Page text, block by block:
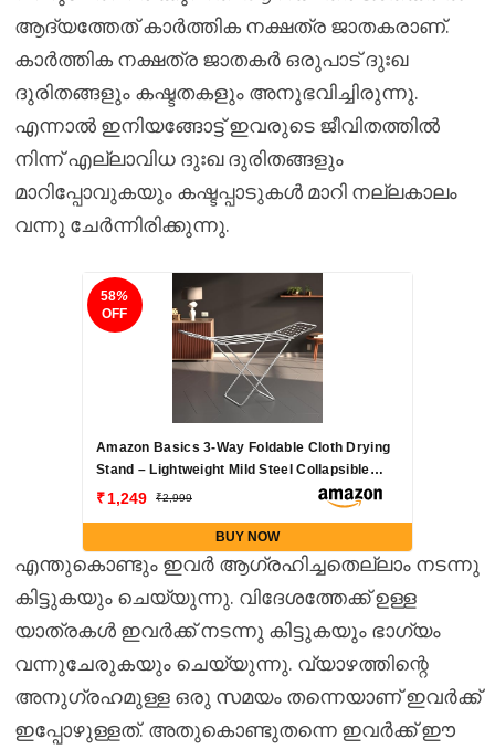
ആദ്യത്തേത് കാർത്തിക നക്ഷത്ര ജാതകരാണ്.
കാർത്തിക നക്ഷത്ര ജാതകർ ഒരുപാട് ദുഃഖ
ദുരിതങ്ങളും കഷ്ടതകളും അനുഭവിച്ചിരുന്നു.
എന്നാൽ ഇനിയങ്ങോട്ട് ഇവരുടെ ജീവിതത്തിൽ
നിന്ന് എല്ലാവിധ ദുഃഖ ദുരിതങ്ങളും
മാറിപ്പോവുകയും കഷ്ടപ്പാടുകൾ മാറി നല്ലകാലം
വന്നു ചേർന്നിരിക്കുന്നു.
Amazon Basics 3-Way Foldable Cloth Drying
Stand – Lightweight Mild Steel Collapsible
Rack with 20 Rails & 42 Ft Rack Length
1,249 2,999
58%
OFF
BUY NOW
എന്തുകൊണ്ടും ഇവർ ആഗ്രഹിച്ചതെല്ലാം നടന്നു
കിട്ടുകയും ചെയ്യുന്നു. വിദേശത്തേക്ക് ഉള്ള
യാത്രകൾ ഇവർക്ക് നടന്നു കിട്ടുകയും ഭാഗ്യം
വന്നുചേരുകയും ചെയ്യുന്നു. വ്യാഴത്തിന്റെ
അനുഗ്രഹമുള്ള ഒരു സമയം തന്നെയാണ് ഇവർക്ക്
ഇപ്പോഴുള്ളത്. അതുകൊണ്ടുതന്നെ ഇവർക്ക് ഈ